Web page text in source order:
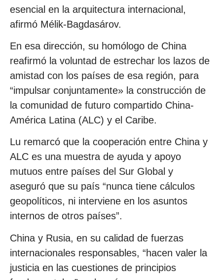
esencial en la arquitectura internacional,
afirmó Mélik-Bagdasárov.
En esa dirección, su homólogo de China
reafirmó la voluntad de estrechar los lazos de
amistad con los países de esa región, para
“impulsar conjuntamente» la construcción de
la comunidad de futuro compartido China-
América Latina (ALC) y el Caribe.
Lu remarcó que la cooperación entre China y
ALC es una muestra de ayuda y apoyo
mutuos entre países del Sur Global y
aseguró que su país “nunca tiene cálculos
geopolíticos, ni interviene en los asuntos
internos de otros países”.
China y Rusia, en su calidad de fuerzas
internacionales responsables, “hacen valer la
justicia en las cuestiones de principios